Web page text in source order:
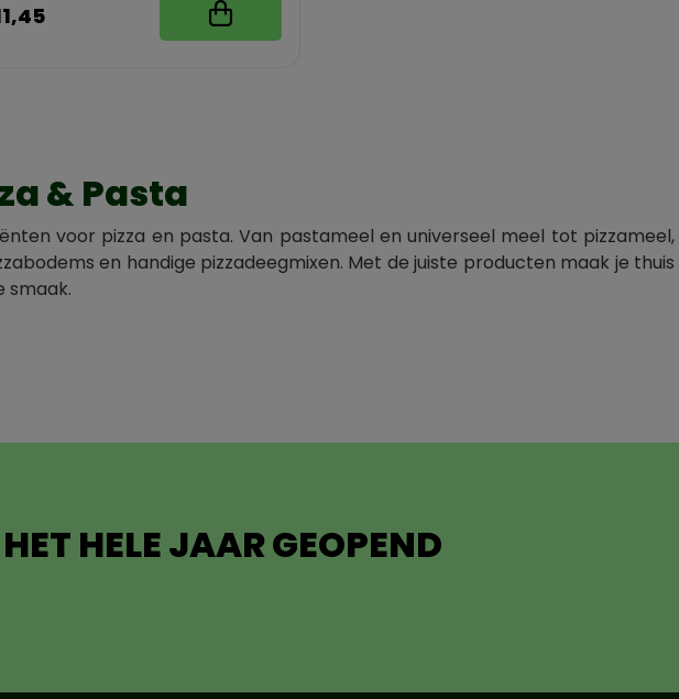
& Pasta
voor pizza en pasta. Van pastameel en universeel meel tot pizzameel,
en handige pizzadeegmixen. Met de juiste producten maak je thuis
smaak.
HELE JAAR GEOPEND